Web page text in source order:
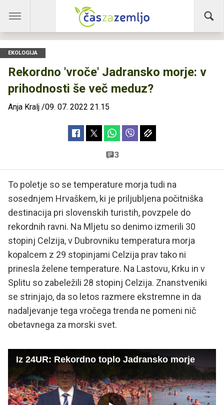
EKOLOGIJA
Rekordno 'vroče' Jadransko morje: v
prihodnosti še več meduz?
Anja Kralj /09. 07. 2022 21.15
3
To poletje so se temperature morja tudi na
sosednjem Hrvaškem, ki je priljubljena počitniška
destinacija pri slovenskih turistih, povzpele do
rekordnih ravni. Na Mljetu so denimo izmerili 30
stopinj Celzija, v Dubrovniku temperatura morja
kopalcem z 29 stopinjami Celzija prav tako ni
prinesla želene temperature. Na Lastovu, Krku in v
Splitu so zabeležili 28 stopinj Celzija. Znanstveniki
se strinjajo, da so letos razmere ekstremne in da
nadaljevanje tega vročega trenda ne pomeni nič
obetavnega za morski svet.
Iz 24UR: Rekordno toplo Jadransko morje